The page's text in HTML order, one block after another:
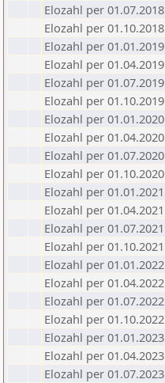
Elozahl per 01.07.2018
Elozahl per 01.10.2018
Elozahl per 01.01.2019
Elozahl per 01.04.2019
Elozahl per 01.07.2019
Elozahl per 01.10.2019
Elozahl per 01.01.2020
Elozahl per 01.04.2020
Elozahl per 01.07.2020
Elozahl per 01.10.2020
Elozahl per 01.01.2021
Elozahl per 01.04.2021
Elozahl per 01.07.2021
Elozahl per 01.10.2021
Elozahl per 01.01.2022
Elozahl per 01.04.2022
Elozahl per 01.07.2022
Elozahl per 01.10.2022
Elozahl per 01.01.2023
Elozahl per 01.04.2023
Elozahl per 01.07.2023